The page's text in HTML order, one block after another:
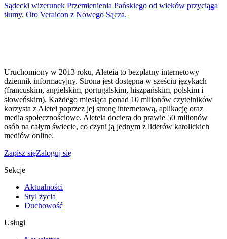
Sądecki wizerunek Przemienienia Pańskiego od wieków przyciąga
tłumy. Oto Veraicon z Nowego Sącza.
Uruchomiony w 2013 roku, Aleteia to bezpłatny internetowy
dziennik informacyjny. Strona jest dostępna w sześciu językach
(francuskim, angielskim, portugalskim, hiszpańskim, polskim i
słoweńskim). Każdego miesiąca ponad 10 milionów czytelników
korzysta z Aletei poprzez jej stronę internetową, aplikację oraz
media społecznościowe. Aleteia dociera do prawie 50 milionów
osób na całym świecie, co czyni ją jednym z liderów katolickich
mediów online.
Zapisz sięZaloguj się
Sekcje
Aktualności
Styl życia
Duchowość
Usługi